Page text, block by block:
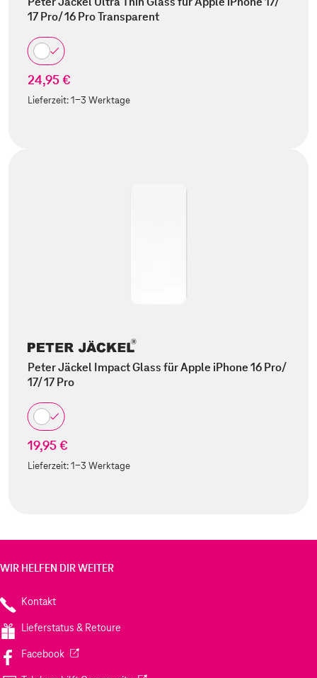
17 Pro/ 16 Pro Transparent
24,95 €
Lieferzeit:1-3 Werktage
Peter Jäckel Impact Glass für Apple iPhone 16 Pro/
17/ 17 Pro
19,95 €
Lieferzeit:1-3 Werktage
WIR HELFEN DIR WEITER
Kontakt
Lieferstatus & Retoure
Facebook(Wird in einem neuen Tab geöffnet)